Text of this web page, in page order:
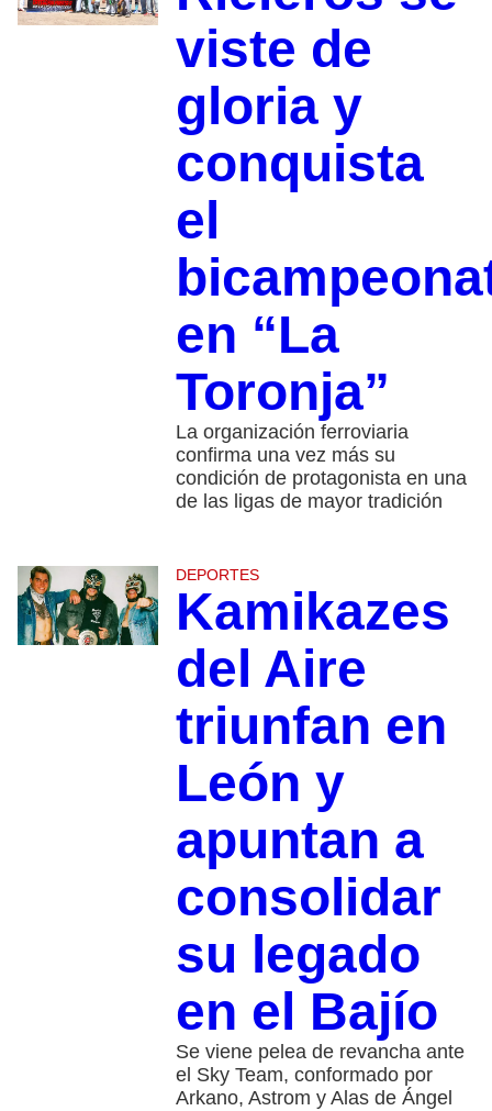
viste de
gloria y
conquista
el
en “La
Toronja”
La organización ferroviaria
confirma una vez más su
condición de protagonista en una
de las ligas de mayor tradición
DEPORTES
Kamikazes
del Aire
triunfan en
León y
apuntan a
consolidar
su legado
en el Bajío
Se viene pelea de revancha ante
el Sky Team, conformado por
Arkano, Astrom y Alas de Ángel